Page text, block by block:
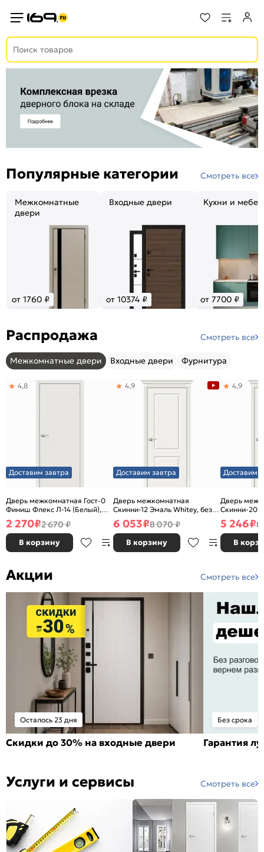
Популярные категории Смотреть все
Межкомнатные
двери
от 1760 ₽
Входные двери
от 10374 ₽
Кухни и
от 7700 ₽
Распродажа Смотреть все
Межкомнатные двери Входные двери Фурнитура
Доставим завтра
Дверь межкомнатная Гост-0
Финиш Флекс Л-14 (Белый),
глухая, каркасно-щитовая
4,8
2 270₽2 670 ₽
В корзину
Доставим завтра
Дверь межкомнатная
Скинни-12 Эмаль Whitey, без
декора, глухая, без стекла,
без кромки, скиновая
4,9
6 053₽8 070 ₽
В корзину
Доставим
Дверь
Скинни-20
декора,
без кромки,
4,9
5 246₽8
В
Акции Смотреть все
Осталось 23 дня
Скидки до 30% на входные двери
Без срока
Гарантия
Услуги и сервисы Смотреть все